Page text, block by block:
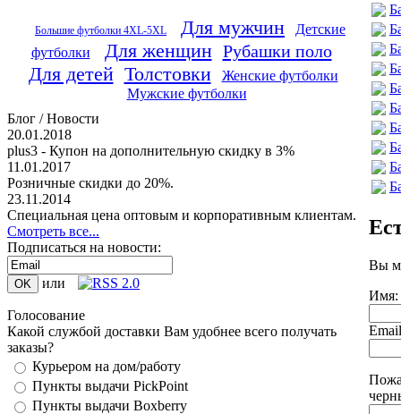
Большие футболки 4XL-5XL Для мужчин
Детские
футболки
Для женщин Рубашки поло
Для детей Толстовки
Женские футболки
Мужские футболки
Блог / Новости
20.01.2018
plus3 - Купон на дополнительную скидку в 3%
11.01.2017
Розничные скидки до 20%.
23.11.2014
Специальная цена оптовым и корпоративным клиентам.
Смотреть все...
Подписаться на новости:
или
Голосование
Какой службой доставки Вам удобнее всего получать
заказы?
Курьером на дом/работу
Пункты выдачи PickPoint
Пункты выдачи Boxberry
Вы
Имя:
Email